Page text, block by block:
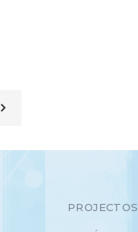
PROJECTOS